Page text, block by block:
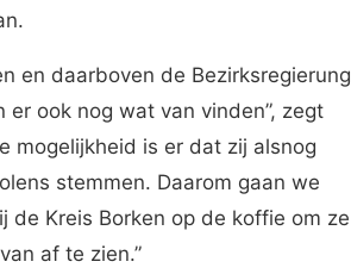
en daarboven de Bezirksregierung
er ook nog wat van vinden”, zegt
mogelijkheid is er dat zij alsnog
stemmen. Daarom gaan we
de Kreis Borken op de koffie om ze
af te zien.”